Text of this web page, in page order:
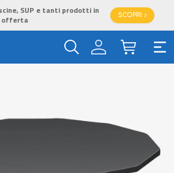
SUP e tanti prodotti in
offerta
SCOPRI >